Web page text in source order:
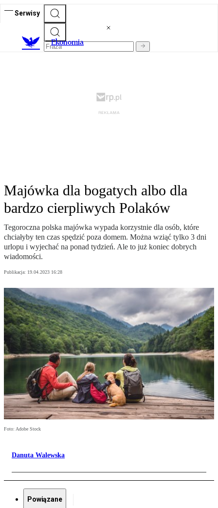
Serwisy
Ekonomia
Majówka dla bogatych albo dla
bardzo cierpliwych Polaków
Tegoroczna polska majówka wypada korzystnie dla osób, które
chciałyby ten czas spędzić poza domem. Można wziąć tylko 3 dni
urlopu i wyjechać na ponad tydzień. Ale to już koniec dobrych
wiadomości.
Publikacja: 19.04.2023 16:28
Foto: Adobe Stock
Danuta Walewska
Powiązane